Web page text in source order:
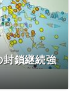
封鎖継続強